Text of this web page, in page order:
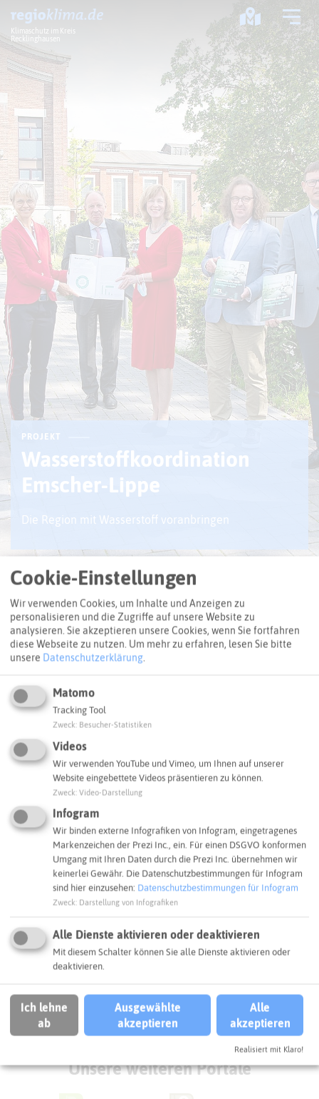
Klimaschutz im Kreis
Recklinghausen
Klima im Kreis
Klimawandel
Klimaschutz
Klimaanpassung
PROJEKT
Wasserstoffkoordination
Emscher-Lippe
Die Region mit Wasserstoff voranbringen
Um die im Bereich Wasserstoff vorhandenen regionalen
Potenziale zu bündeln, bedarf es grundsätzlicher
Leitlinien und eines strukturierten Fahrplans. Hierfür
die Wasserstoffregion Emscher-Lippe entwickelt. Aus einer
Potenzialanalyse und einem klaren Leitbild für das Jahr
2030 werden fünf zentrale Handlungsfelder abgeleitet:
Industrie, Forschung und Entwicklung, Mobilität,
Quartiersentwicklung und Qualifizierung. Ziel ist es,
Synergien zwischen den bestehenden Wasserstoff-
Projektkernen aufzuzeigen und Infrastrukturvorteile für
die schrittweise Anwendung in den Handlungsfeldern zu
verdeutlichen.
Webseite
SCHLAGWORTE
Klimaschutz Wasserstoff
Wirtschaft Herten
Unsere weiteren Portale
Cookie-Einstellungen
Wir verwenden Cookies, um Inhalte und Anzeigen zu
personalisieren und die Zugriffe auf unsere Website zu
analysieren. Sie akzeptieren unsere Cookies, wenn Sie fortfahren
diese Webseite zu nutzen. Um mehr zu erfahren, lesen Sie bitte
unsere Datenschutzerklärung.
Matomo
Tracking Tool
Zweck Besucher-Statistiken
Videos
Wir verwenden YouTube und Vimeo, um Ihnen auf unserer
Website eingebettete Videos präsentieren zu können.
Zweck Video-Darstellung
Infogram
Wir binden externe Infografiken von Infogram, eingetragenes
Markenzeichen der Prezi Inc., ein. Für einen DSGVO konformen
Umgang mit Ihren Daten durch die Prezi Inc. übernehmen wir
keinerlei Gewähr. Die Datenschutzbestimmungen für Infogram
sind hier einzusehen: Datenschutzbestimmungen für Infogram
Zweck Darstellung von Infografiken
Alle Dienste aktivieren oder deaktivieren
Mit diesem Schalter können Sie alle Dienste aktivieren oder
deaktivieren.
Ich lehne
ab
Ausgewählte
akzeptieren
Alle
akzeptieren
Realisiert mit Klaro!